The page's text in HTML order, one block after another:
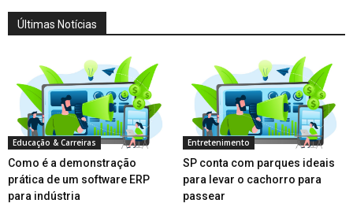
Últimas Notícias
Educação & Carreiras
Como é a demonstração
prática de um software ERP
para indústria
Entretenimento
SP conta com parques ideais
para levar o cachorro para
passear